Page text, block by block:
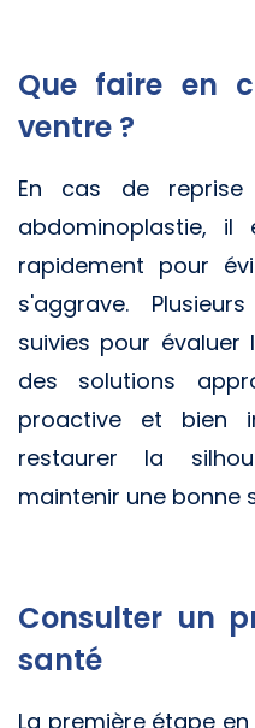
Que faire en
ventre ?
En cas de
abdominoplastie,
rapidement pour
s'aggrave.
suivies pour
des solutions
proactive et bien
restaurer la
maintenir une bonne
Consulter un
santé
La première étape